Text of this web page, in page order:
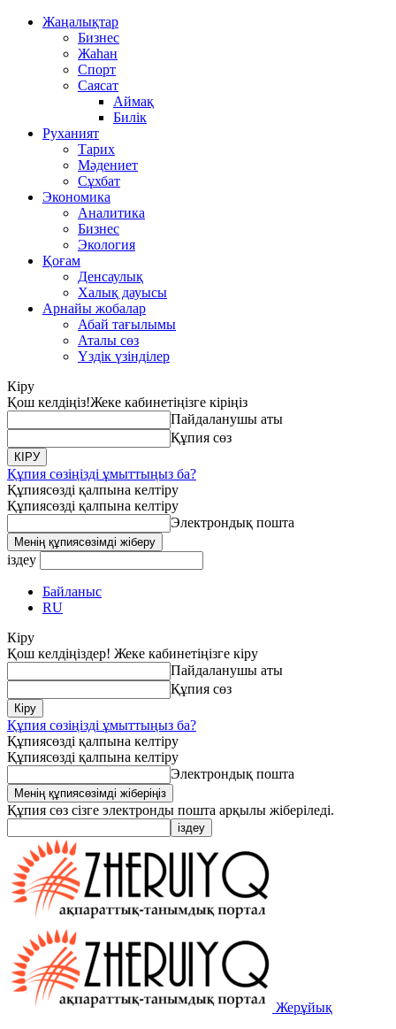
Жаңалықтар
Бизнес
Жаһан
Спорт
Саясат
Аймақ
Билік
Руханият
Тарих
Мәдениет
Сұхбат
Экономика
Аналитика
Бизнес
Экология
Қоғам
Денсаулық
Халық дауысы
Арнайы жобалар
Абай тағылымы
Аталы сөз
Үздік үзінділер
Кіру
Қош келдіңіз!Жеке кабинетіңізге кіріңіз
Пайдаланушы аты
Құпия сөз
Құпия сөзіңізді ұмыттыңыз ба?
Құпиясөзді қалпына келтіру
Құпиясөзді қалпына келтіру
Электрондық пошта
іздеу
Байланыс
RU
Кіру
Қош келдіңіздер! Жеке кабинетіңізге кіру
Пайдаланушы аты
Құпия сөз
Құпия сөзіңізді ұмыттыңыз ба?
Құпиясөзді қалпына келтіру
Құпиясөзді қалпына келтіру
Электрондық пошта
Құпия сөз сізге электронды пошта арқылы жіберіледі.
Жерұйық